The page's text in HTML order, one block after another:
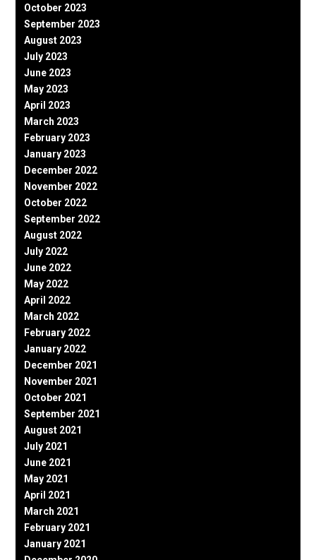
October 2023
September 2023
August 2023
July 2023
June 2023
May 2023
April 2023
March 2023
February 2023
January 2023
December 2022
November 2022
October 2022
September 2022
August 2022
July 2022
June 2022
May 2022
April 2022
March 2022
February 2022
January 2022
December 2021
November 2021
October 2021
September 2021
August 2021
July 2021
June 2021
May 2021
April 2021
March 2021
February 2021
January 2021